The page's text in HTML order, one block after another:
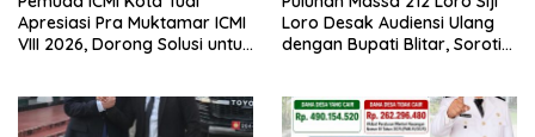
Apresiasi Pra Muktamar ICMI
VIII 2026, Dorong Solusi untuk
Loro Desak Audiensi Ulang
dengan Bupati Blitar, Soroti